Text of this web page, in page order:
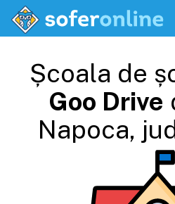
Școala de
Goo Drive
Napoca,